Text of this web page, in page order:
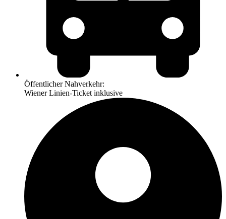
Öffentlicher Nahverkehr:
Wiener Linien-Ticket inklusive